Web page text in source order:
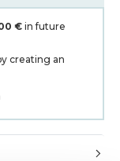
€in future
creating an